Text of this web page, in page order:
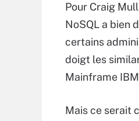
Pour Craig
NoSQL a bien
certains
doigt les
Mainframe
Mais ce serait